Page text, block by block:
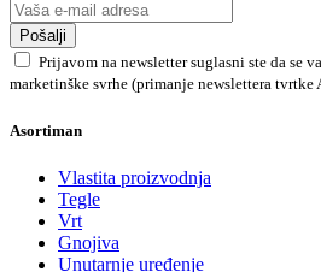
Pošalji
Prijavom na newsletter suglasni ste da se
marketinške svrhe (primanje newslettera tvrtke
Asortiman
Vlastita proizvodnja
Tegle
Vrt
Gnojiva
Unutarnje uređenje